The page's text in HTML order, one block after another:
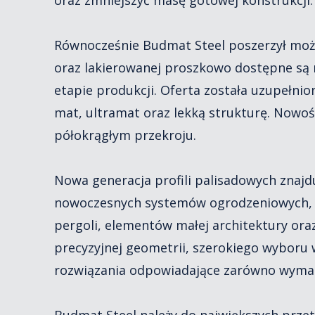
Równocześnie Budmat Steel poszerzył
oraz lakierowanej proszkowo dostępne
etapie produkcji. Oferta została
mat, ultramat oraz lekką strukturę.
półokrągłym przekroju.
Nowa generacja profili palisadowych
nowoczesnych systemów
pergoli, elementów małej architektury
precyzyjnej geometrii, szerokiego wyboru
rozwiązania odpowiadające zarówno